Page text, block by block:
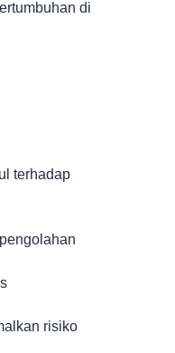
di
terhadap
risiko